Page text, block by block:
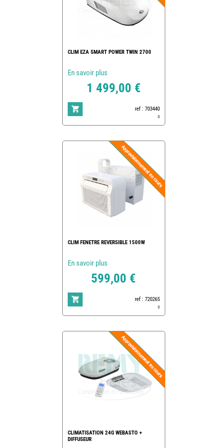
CLIM EZA SMART POWER TWIN 2700
En savoir plus
1 499,00 €
ref : 703440
0
CLIM FENETRE REVERSIBLE 1500W
En savoir plus
599,00 €
ref : 720265
0
CLIMATISATION 24G WEBASTO +
DIFFUSEUR